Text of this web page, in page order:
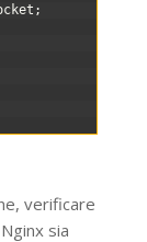
;
verificare
sia